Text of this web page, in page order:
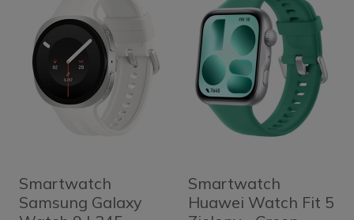
Smartwatch
Samsung Galaxy
Smartwatch
Huawei Watch Fit 5